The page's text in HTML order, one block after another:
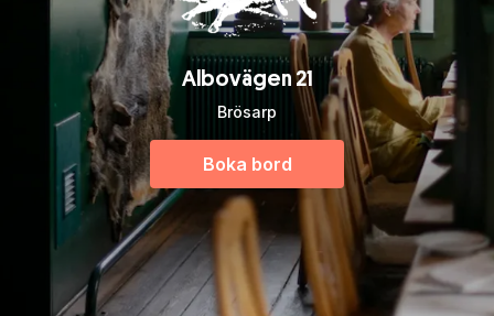
Albovägen 21
Brösarp
Boka bord